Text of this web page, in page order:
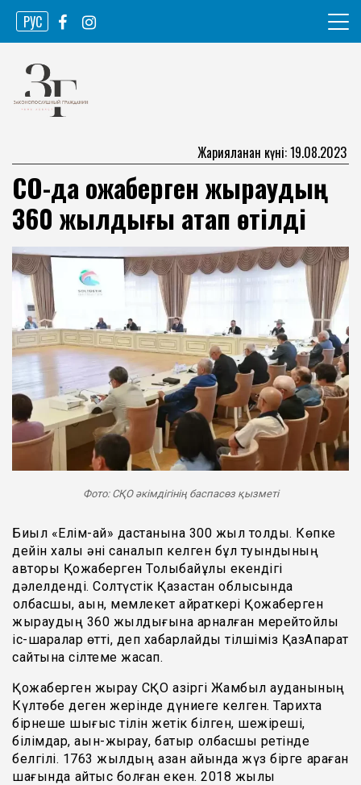
Skip
content
РУС
Законопослушный гражданин
Жарияланған күні: 19.08.2023
СҚО-да Қожаберген жыраудың
360 жылдығы атап өтілді
Фото: СҚО әкімдігінің баспасөз қызметі
Биыл «Елім-ай» дастанына 300 жыл толды. Көпке
дейін халық әні саналып келген бұл туындының
авторы Қожаберген Толыбайұлы екендігі
дәлелденді. Солтүстік Қазақстан облысында
қолбасшы, ақын, мемлекет қайраткері Қожаберген
жыраудың 360 жылдығына арналған мерейтойлық
іс-шаралар өтті, деп хабарлайды тілшіміз ҚазАқпарат
сайтына сілтеме жасап.
Қожаберген жырау СҚО қазіргі Жамбыл ауданының
Күлтөбе деген жерінде дүниеге келген. Тарихта
бірнеше шығыс тілін жетік білген, шежіреші,
білімдар, ақын-жырау, батыр қолбасшы ретінде
белгілі. 1763 жылдың қазан айында жүз бірге қараған
шағында қайтыс болған екен. 2018 жылы